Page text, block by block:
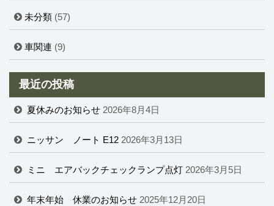
未分類 (57)
車関連 (9)
最近の投稿
夏休みのお知らせ 2026年8月4日
ニッサン ノート E12 2026年3月13日
ミニ エアバックチェックランプ点灯 2026年3月5日
年末年始 休業のお知らせ 2025年12月20日